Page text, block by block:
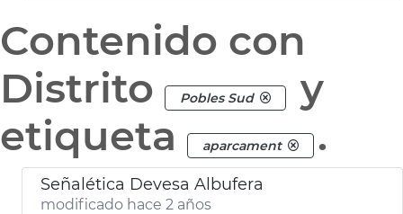
Contenido con
Distrito
Pobles Sud
y
etiqueta
aparcament .
Señalética Devesa Albufera
modificado hace 2 años